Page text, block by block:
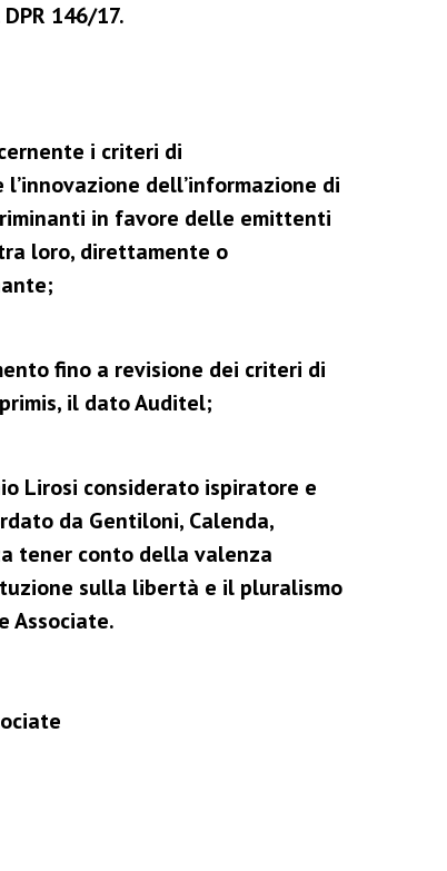
146/17.
i criteri di
dell’informazione di
in favore delle emittenti
loro, direttamente o
fino a revisione dei criteri di
il dato Auditel;
Lirosi considerato ispiratore e
da Gentiloni, Calenda,
tener conto della valenza
sulla libertà e il pluralismo
Associate.